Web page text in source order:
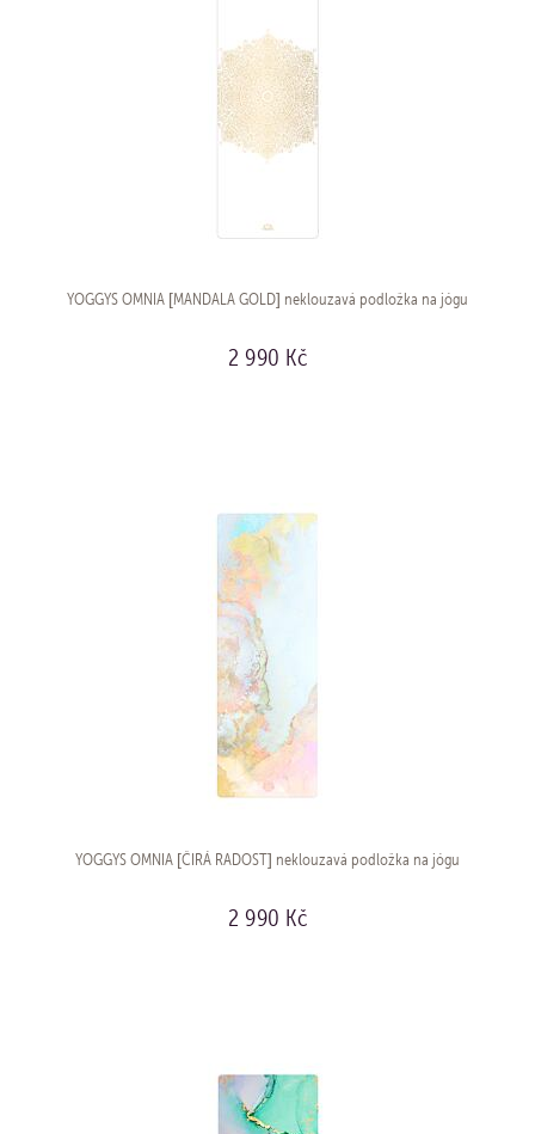
YOGGYS OMNIA [MANDALA GOLD] neklouzavá podložka na jógu
2 990 Kč
YOGGYS OMNIA [ČIRÁ RADOST] neklouzavá podložka na jógu
2 990 Kč